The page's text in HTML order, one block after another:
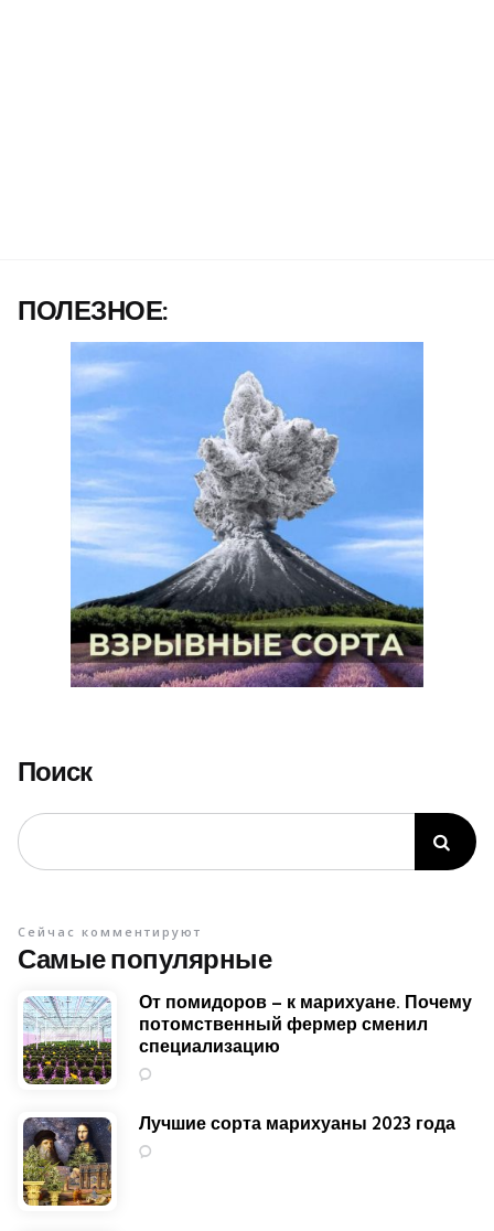
ПОЛЕЗНОЕ:
Поиск
Самые популярные
Сейчас комментируют
От помидоров – к марихуане. Почему
потомственный фермер сменил
специализацию
Лучшие сорта марихуаны 2023 года